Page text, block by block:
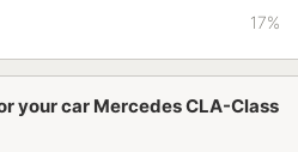
17%
your car Mercedes CLA-Class